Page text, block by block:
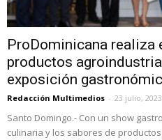
ProDominicana realiza
productos
exposición
Redacción Multimedios - 23 julio, 2023
Santo Domingo.- Con un show
culinaria y los sabores de